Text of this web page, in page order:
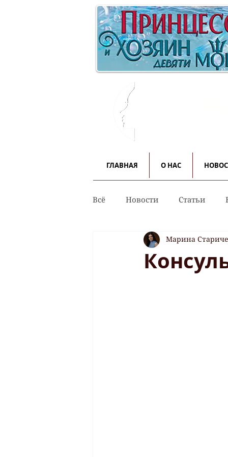
ГЛАВНАЯ О НАС
Всё Новости Статьи
Марина